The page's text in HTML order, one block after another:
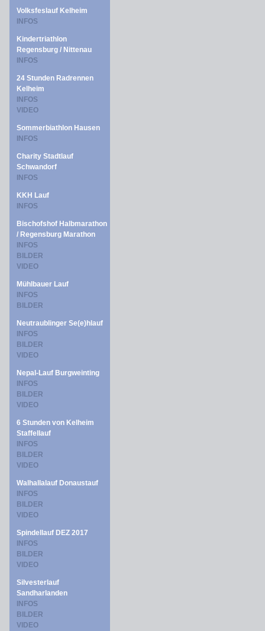
Volksfeslauf Kelheim
INFOS
Kindertriathlon
Regensburg / Nittenau
INFOS
24 Stunden Radrennen
Kelheim
INFOS
VIDEO
Sommerbiathlon Hausen
INFOS
Charity Stadtlauf
Schwandorf
INFOS
KKH Lauf
INFOS
Bischofshof Halbmarathon
/ Regensburg Marathon
INFOS
BILDER
VIDEO
Mühlbauer Lauf
INFOS
BILDER
Neutraublinger Se(e)hlauf
INFOS
BILDER
VIDEO
Nepal-Lauf Burgweinting
INFOS
BILDER
VIDEO
6 Stunden von Kelheim
Staffellauf
INFOS
BILDER
VIDEO
Walhallalauf Donaustauf
INFOS
BILDER
VIDEO
Spindellauf DEZ 2017
INFOS
BILDER
VIDEO
Silvesterlauf
Sandharlanden
INFOS
BILDER
VIDEO